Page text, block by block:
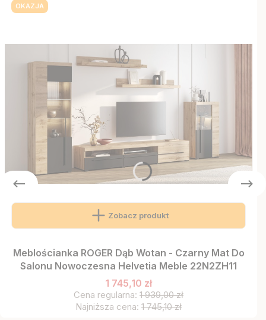
OKAZJA
Zobacz produkt
Meblościanka ROGER Dąb Wotan - Czarny Mat Do
Salonu Nowoczesna Helvetia Meble 22N2ZH11
1 745,10 zł
Cena regularna: 1 939,00 zł
Najniższa cena: 1 745,10 zł